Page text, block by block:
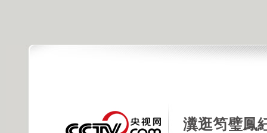
瀵逛笉璧鳳